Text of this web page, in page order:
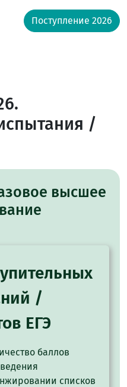
Поступление 2026
/
высшее
/
ЕГЭ
баллов
списков